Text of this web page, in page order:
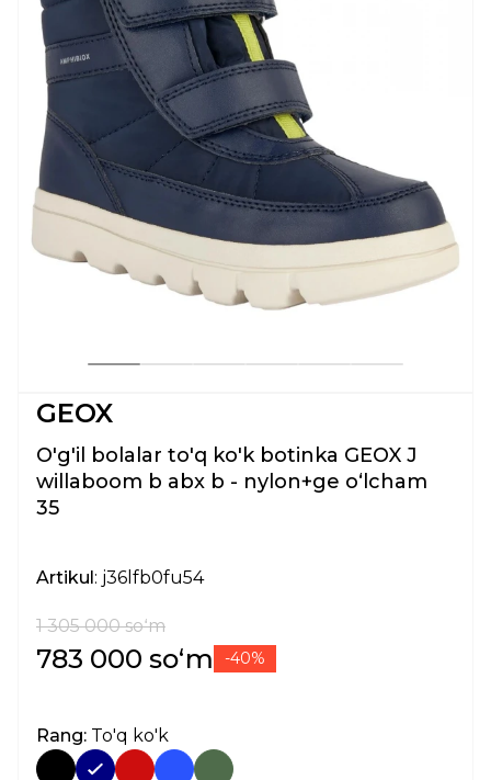
GEOX
O'g'il bolalar to'q ko'k botinka GEOX J
willaboom b abx b - nylon+ge oʻlcham
35
Artikul: j36lfb0fu54
1 305 000 soʻm
783 000 soʻm -40%
Rang: To'q ko'k